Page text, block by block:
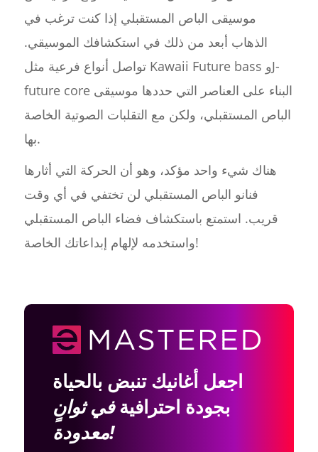
موسيقى الباص المستقبلي إذا كنت ترغب في
الذهاب أبعد من ذلك في استكشافك الموسيقي.
تواصل أنواع فرعية مثل Kawaii Future bass وJ-
future core البناء على العناصر التي حددها موسيقى
الباص المستقبلي، ولكن مع التقلبات الصوتية الخاصة
بها.
هناك شيء واحد مؤكد، وهو أن الحركة التي أثارها
فنانو الباص المستقبلي لن تختفي في أي وقت
قريب. استمتع باستكشاف فضاء الباص المستقبلي
واستخدمه لإلهام إبداعاتك الخاصة!
اجعل أغانيك تنبض بالحياة
بجودة احترافيةفي ثوانٍ
معدودة!